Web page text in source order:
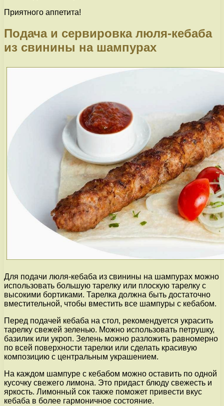
Приятного аппетита!
Подача и сервировка люля-кебаба
из свинины на шампурах
Для подачи люля-кебаба из свинины на шампурах можно
использовать большую тарелку или плоскую тарелку с
высокими бортиками. Тарелка должна быть достаточно
вместительной, чтобы вместить все шампуры с кебабом.
Перед подачей кебаба на стол, рекомендуется украсить
тарелку свежей зеленью. Можно использовать петрушку,
базилик или укроп. Зелень можно разложить равномерно
по всей поверхности тарелки или сделать красивую
композицию с центральным украшением.
На каждом шампуре с кебабом можно оставить по одной
кусочку свежего лимона. Это придаст блюду свежесть и
яркость. Лимонный сок также поможет привести вкус
кебаба в более гармоничное состояние.